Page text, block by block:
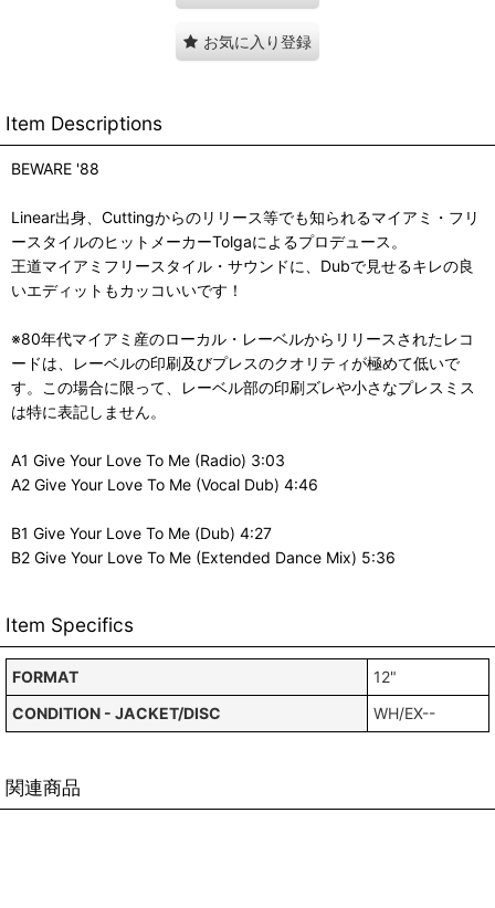
お気に入り登録
Item Descriptions
BEWARE '88
Linear出身、Cuttingからのリリース等でも知られるマイアミ・フリ
ースタイルのヒットメーカーTolgaによるプロデュース。
王道マイアミフリースタイル・サウンドに、Dubで見せるキレの良
いエディットもカッコいいです！
※80年代マイアミ産のローカル・レーベルからリリースされたレコ
ードは、レーベルの印刷及びプレスのクオリティが極めて低いで
す。この場合に限って、レーベル部の印刷ズレや小さなプレスミス
は特に表記しません。
A1 Give Your Love To Me (Radio) 3:03
A2 Give Your Love To Me (Vocal Dub) 4:46
B1 Give Your Love To Me (Dub) 4:27
B2 Give Your Love To Me (Extended Dance Mix) 5:36
Item Specifics
FORMAT
12"
CONDITION - JACKET/DISC
WH/EX--
関連商品